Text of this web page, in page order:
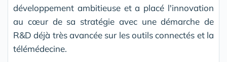
développement ambitieuse et a placé l'innovation
au cœur de sa stratégie avec une démarche de
R&D déjà très avancée sur les outils connectés et la
télémédecine.